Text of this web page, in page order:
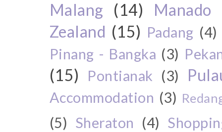
Malang
(14) Manado
Zealand (15) Padang (4)
Pinang - Bangka (3)
(15) Pontianak (3)
Accommodation (3)
(5) Sheraton (4)